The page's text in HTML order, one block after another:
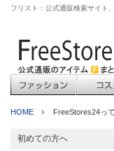
フリスト：公式通販検索サイト
HOME FreeStores24っ
初めての方へ